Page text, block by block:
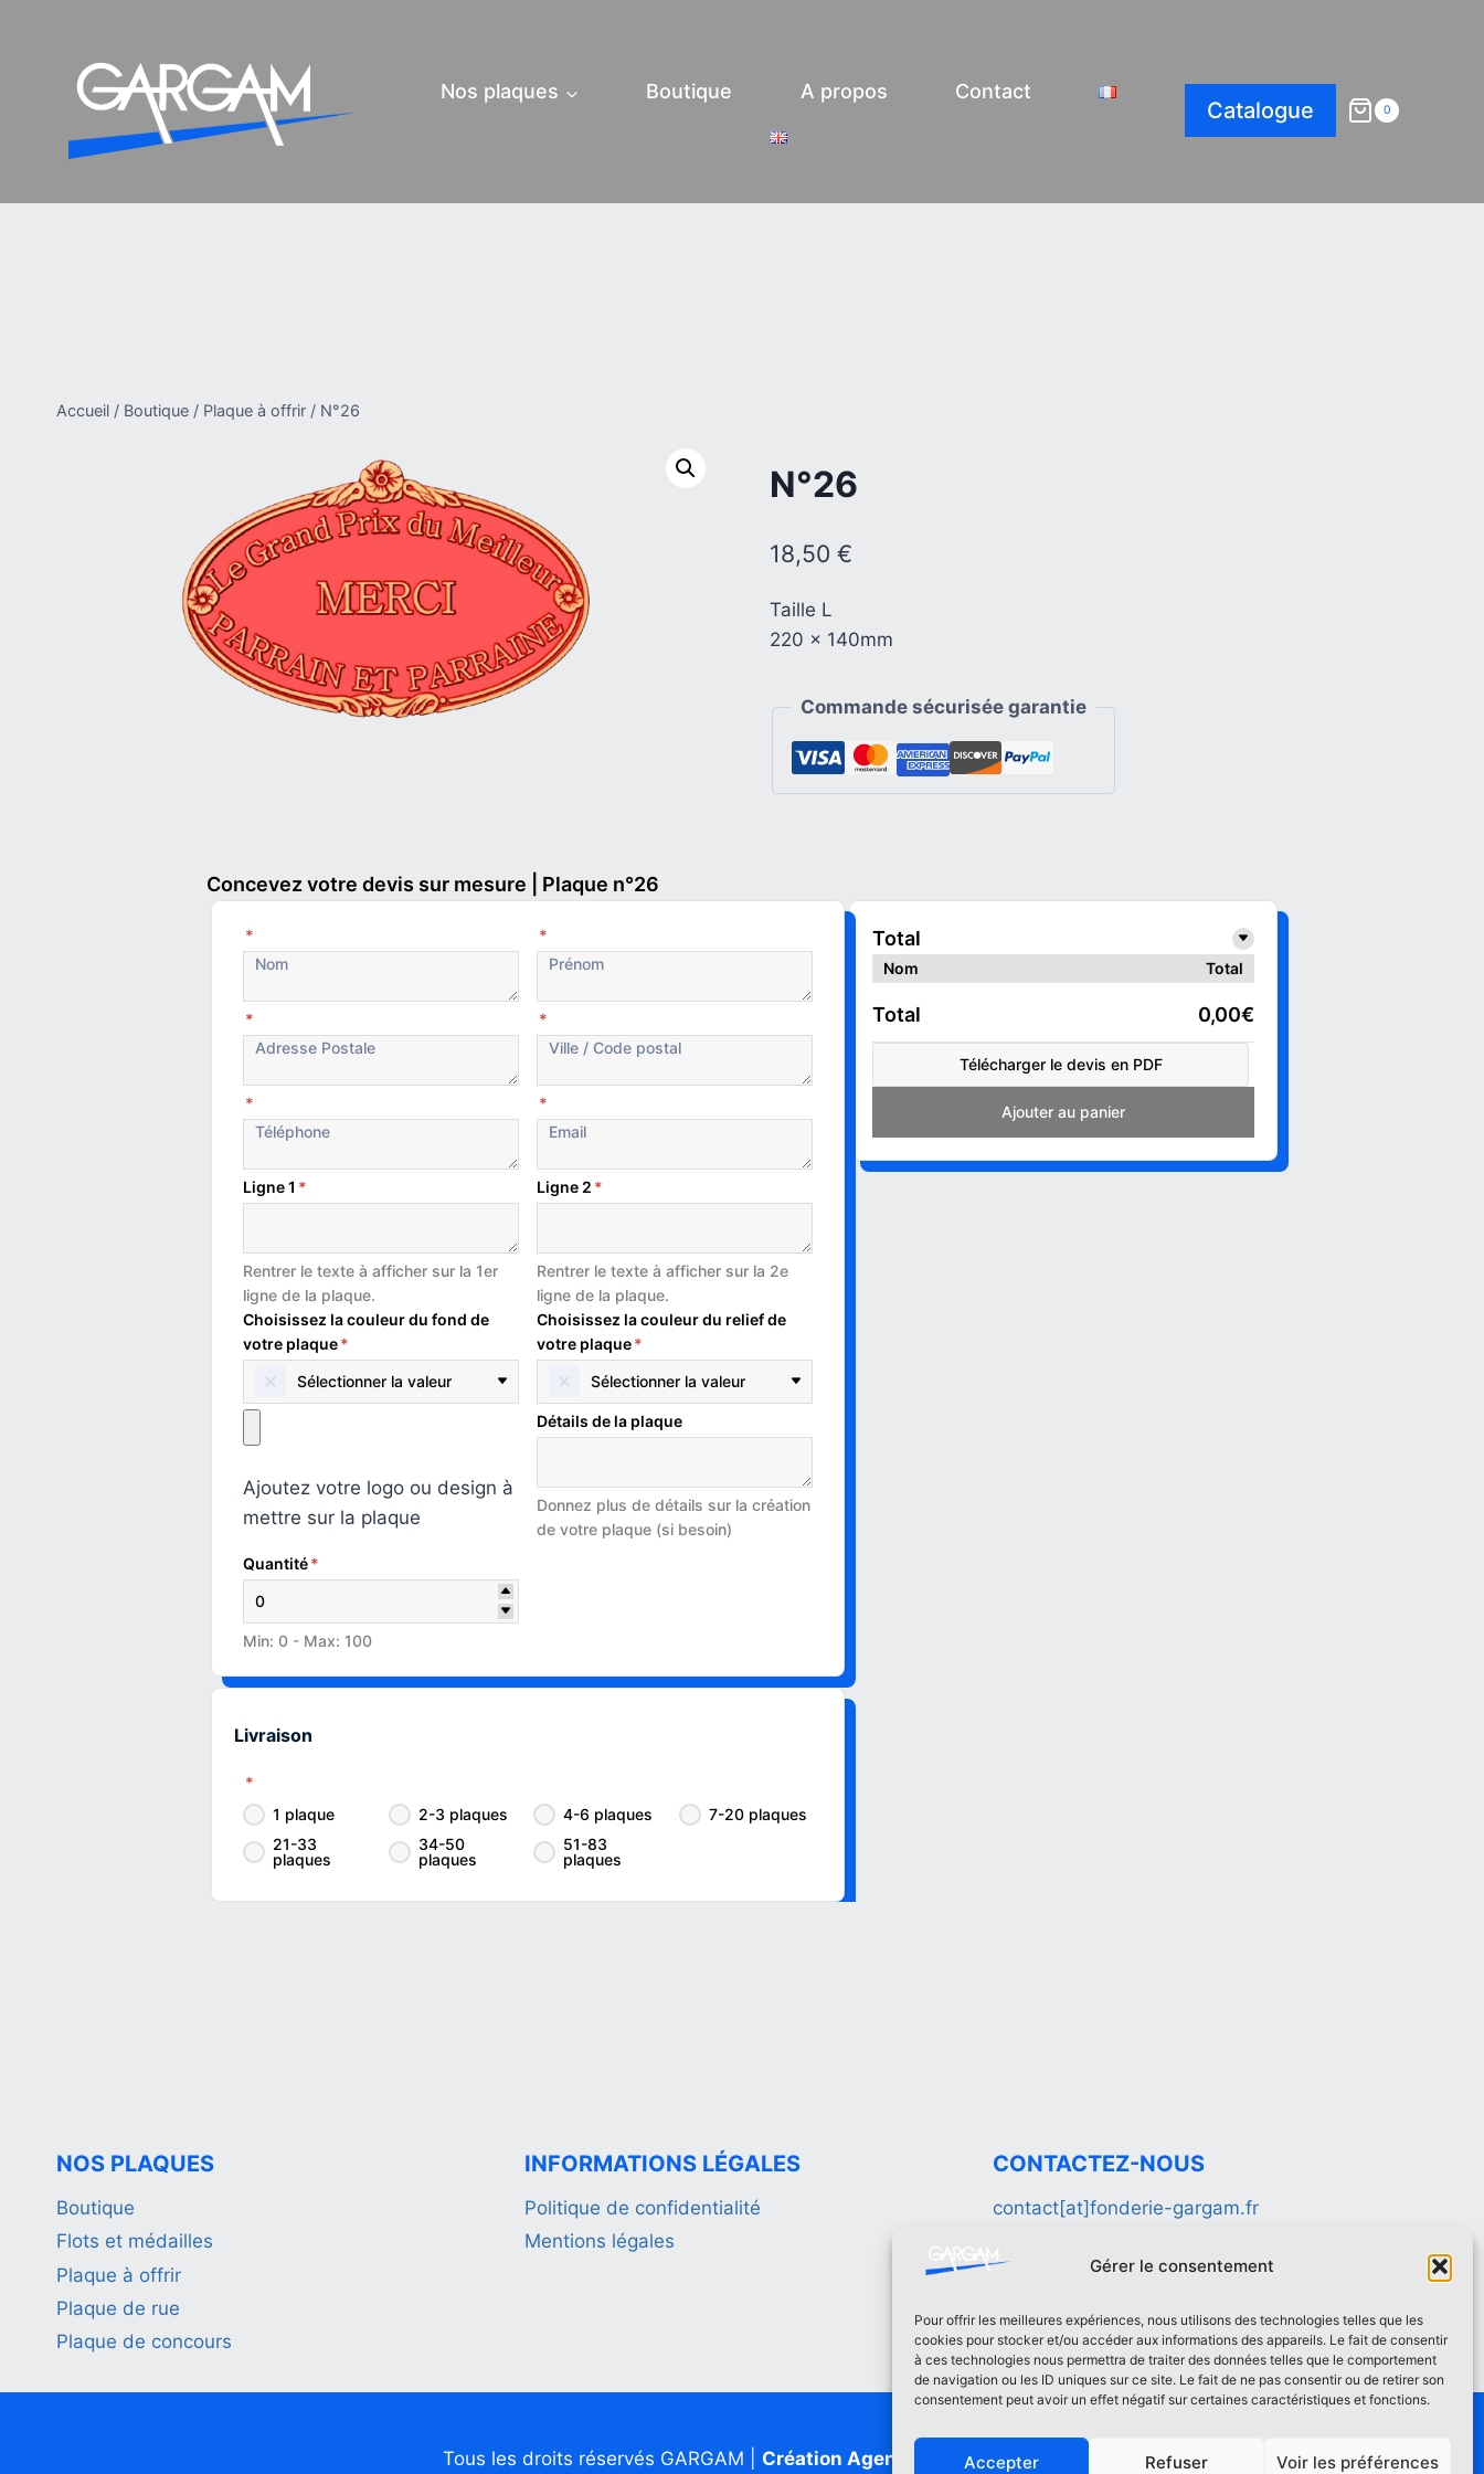
Gérer le consentement
Pour offrir les meilleures expériences, nous utilisons des technologies telles que les
cookies pour stocker et/ou accéder aux informations des appareils. Le fait de consentir
à ces technologies nous permettra de traiter des données telles que le comportement
de navigation ou les ID uniques sur ce site. Le fait de ne pas consentir ou de retirer son
consentement peut avoir un effet négatif sur certaines caractéristiques et fonctions.
Accepter Refuser Voir les préférences
Nos plaques Boutique A propos Contact
Catalogue 0
Accueil / Boutique / Plaque à offrir / N°26
N°26
18,50 €
Taille L
220 x 140mm
Commande sécurisée garantie
Concevez votre devis sur mesure | Plaque n°26
* *
* *
* *
Ligne 1 *
Rentrer le texte à afficher sur la 1er
ligne de la plaque.
Ligne 2 *
Rentrer le texte à afficher sur la 2e
ligne de la plaque.
Choisissez la couleur du fond de
votre plaque*
Sélectionner la valeur
Choisissez la couleur du relief de
votre plaque*
Sélectionner la valeur
Ajoutez votre logo ou design à
mettre sur la plaque
Détails de la plaque
Donnez plus de détails sur la création
de votre plaque (si besoin)
Quantité*
Min: 0 - Max: 100
Livraison
*
1 plaque
2-3 plaques 4-6 plaques
7-20 plaques
21-33
plaques
34-50
plaques
51-83
plaques
Total
Nom Total
Total 0,00€
Télécharger le devis en PDF
Add to cart
NOS PLAQUES
Boutique
Flots et médailles
Plaque à offrir
Plaque de rue
Plaque de concours
INFORMATIONS LÉGALES
Politique de confidentialité
Mentions légales
CONTACTEZ-NOUS
contact[at]fonderie-gargam.fr
Tous les droits réservés GARGAM | Création Agence Com'Scoring